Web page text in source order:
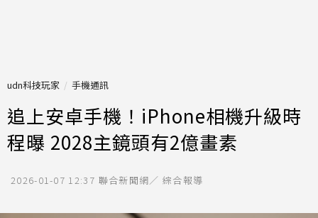
udn科技玩家 手機通訊
追上安卓手機！iPhone相機升級時
程曝 2028主鏡頭有2億畫素
2026-01-07 12:37 聯合新聞網／ 綜合報導